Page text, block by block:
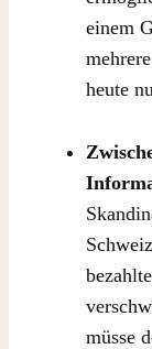
einem
heute
müsse